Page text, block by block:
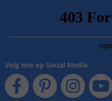
Volg ons op Social Media